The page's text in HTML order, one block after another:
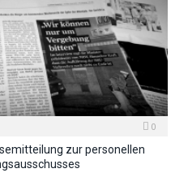
0
zur personellen